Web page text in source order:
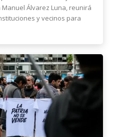
Álvarez Luna, reunirá
y vecinos para